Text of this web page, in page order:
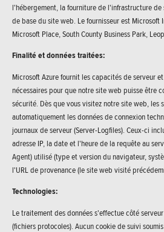
l'hébergement, la fourniture de l'infrastructure
de base du site web. Le fournisseur est Microsoft
Microsoft Place, South County Business Park,
Finalité et données traitées:
Microsoft Azure fournit les capacités de serveur
nécessaires pour que notre site web puisse être
sécurité. Dès que vous visitez notre site web, les
automatiquement les données de connexion
journaux de serveur (Server-Logfiles). Ceux-ci
adresse IP, la date et l'heure de la requête au
Agent) utilisé (type et version du navigateur,
l'URL de provenance (le site web visité
Technologies:
Le traitement des données s'effectue côté
(fichiers protocoles). Aucun cookie de suivi